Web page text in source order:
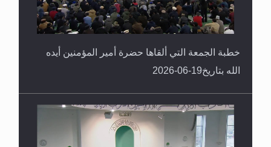
خطبة الجمعة التي ألقاها حضرة أمير المؤمنين أيده
الله بتاريخ19-06-2026